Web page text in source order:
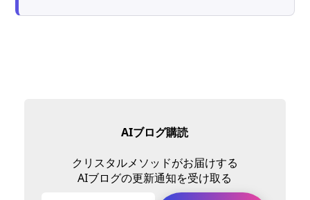
AIブログ購読
クリスタルメソッドがお届けする
AIブログの更新通知を受け取る